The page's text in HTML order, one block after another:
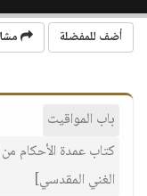
أضف للمفضلة
باب المواقيت
كتاب عمدة الأحكام
الغني المقدسي]